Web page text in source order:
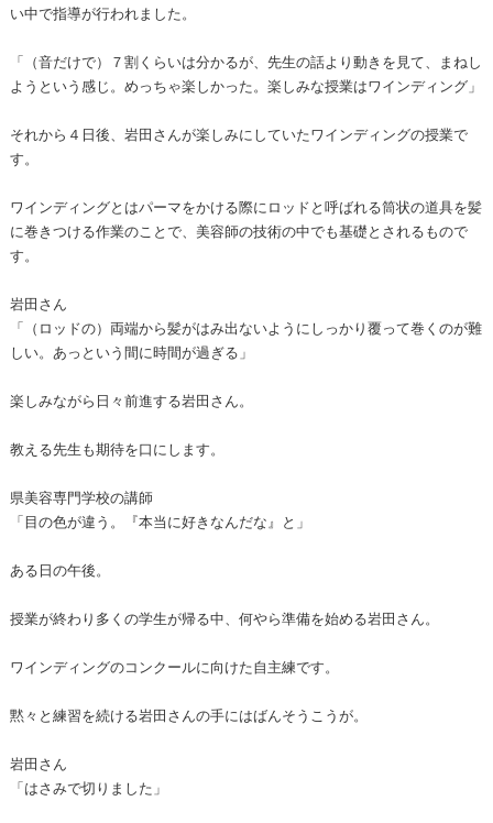
い中で指導が行われました。
「（音だけで）７割くらいは分かるが、先生の話より動きを見て、まねし
ようという感じ。めっちゃ楽しかった。楽しみな授業はワインディング」
それから４日後、岩田さんが楽しみにしていたワインディングの授業で
す。
ワインディングとはパーマをかける際にロッドと呼ばれる筒状の道具を髪
に巻きつける作業のことで、美容師の技術の中でも基礎とされるもので
す。
岩田さん
「（ロッドの）両端から髪がはみ出ないようにしっかり覆って巻くのが難
しい。あっという間に時間が過ぎる」
楽しみながら日々前進する岩田さん。
教える先生も期待を口にします。
県美容専門学校の講師
「目の色が違う。『本当に好きなんだな』と」
ある日の午後。
授業が終わり多くの学生が帰る中、何やら準備を始める岩田さん。
ワインディングのコンクールに向けた自主練です。
黙々と練習を続ける岩田さんの手にはばんそうこうが。
岩田さん
「はさみで切りました」